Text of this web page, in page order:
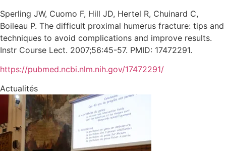
Sperling JW, Cuomo F, Hill JD, Hertel R, Chuinard C,
Boileau P. The difficult proximal humerus fracture: tips and
techniques to avoid complications and improve results.
Instr Course Lect. 2007;56:45-57. PMID: 17472291.
https://pubmed.ncbi.nlm.nih.gov/17472291/
Actualités